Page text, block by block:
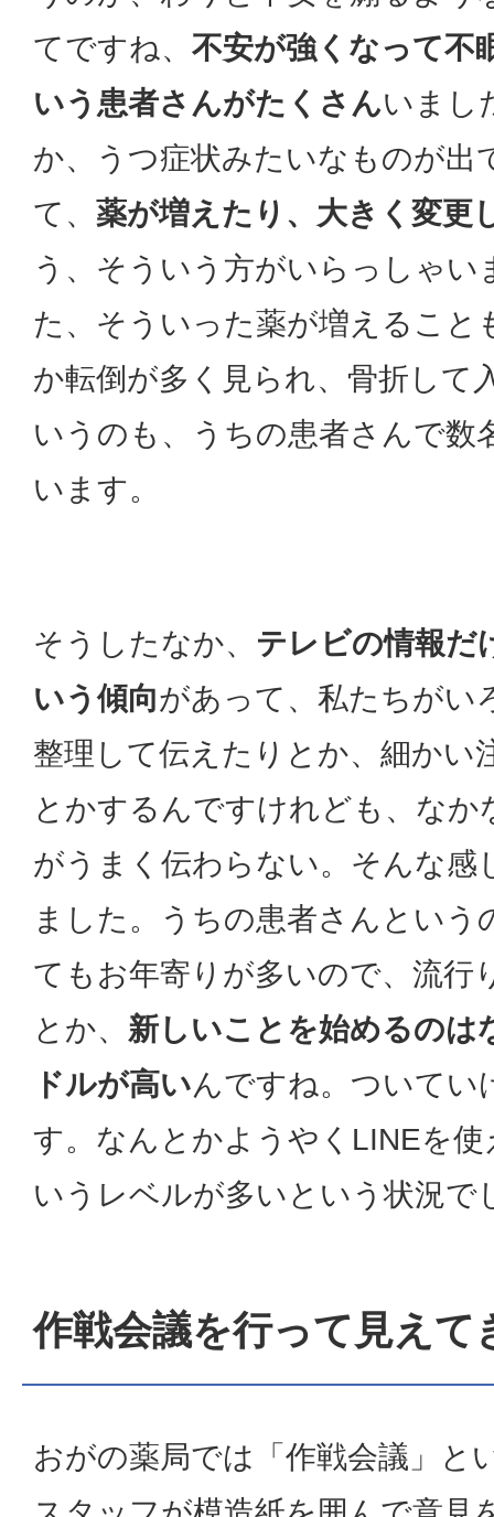
てですね、 不安が強くなって不
いう患者さんがたくさんいまし
か、うつ症状みたいなものが出
て、 薬が増えたり、大きく変更
う、そういう方がいらっしゃい
た、そういった薬が増えること
か転倒が多く見られ、骨折して
いうのも、うちの患者さんで数
います。
そうしたなか、 テレビの情報だ
いう傾向があって、私たちがい
整理して伝えたりとか、細かい
とかするんですけれども、なか
がうまく伝わらない。そんな感
ました。うちの患者さんという
てもお年寄りが多いので、流行
とか、 新しいことを始めるのは
ドルが高いんですね。ついてい
す。なんとかようやくLINEを
いうレベルが多いという状況で
作戦会議を行って見えて
おがの薬局では「作戦会議」と